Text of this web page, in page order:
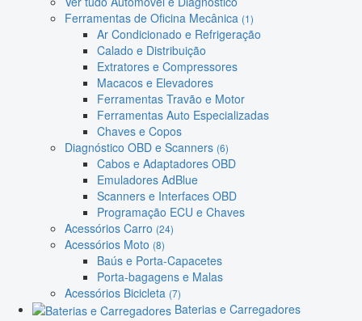
Ferramentas de Oficina Mecânica (1)
Ar Condicionado e Refrigeração
Calado e Distribuição
Extratores e Compressores
Macacos e Elevadores
Ferramentas Travão e Motor
Ferramentas Auto Especializadas
Chaves e Copos
Diagnóstico OBD e Scanners (6)
Cabos e Adaptadores OBD
Emuladores AdBlue
Scanners e Interfaces OBD
Programação ECU e Chaves
Acessórios Carro (24)
Acessórios Moto (8)
Baús e Porta-Capacetes
Porta-bagagens e Malas
Acessórios Bicicleta (7)
Baterias e Carregadores